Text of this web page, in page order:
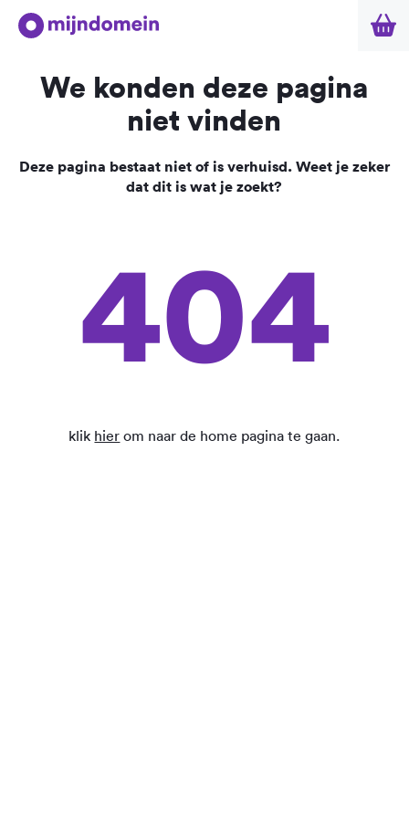
We konden deze pagina
niet vinden
Deze pagina bestaat niet of is verhuisd. Weet je zeker
dat dit is wat je zoekt?
404
klik hier om naar de home pagina te gaan.